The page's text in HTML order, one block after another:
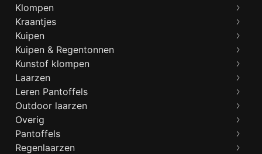
Klompen
Kraantjes
Kuipen
Kuipen & Regentonnen
Kunstof klompen
Laarzen
Leren Pantoffels
Outdoor laarzen
Overig
Pantoffels
Regenlaarzen